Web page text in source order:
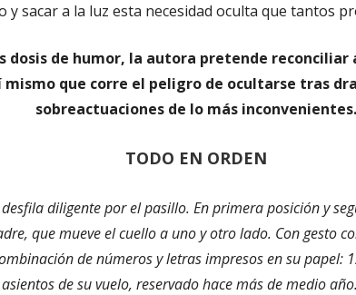
y sacar a la luz esta necesidad oculta que tantos
dosis de humor, la autora pretende reconciliar
mismo que corre el peligro de ocultarse tras
sobreactuaciones de lo más inconvenientes.
TODO EN ORDEN
diligente por el pasillo. En primera posición y
que mueve el cuello a uno y otro lado. Con gesto
de números y letras impresos en su papel:
de su vuelo, reservado hace más de medio